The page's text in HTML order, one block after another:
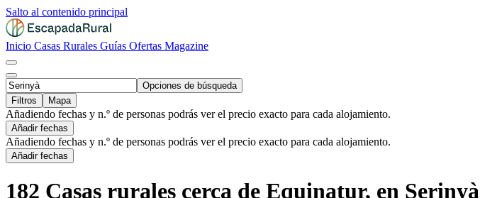
Salto al contenido principal
Inicio Casas Rurales Guías Ofertas Magazine
Opciones de búsqueda
Filtros
Mapa
Añadiendo fechas y n.º de personas podrás ver el precio exacto para cada alojamiento.
Añadir fechas
Añadiendo fechas y n.º de personas podrás ver el precio exacto para cada alojamiento.
Añadir fechas
182 Casas rurales cerca de Equinatur, en Serinyà